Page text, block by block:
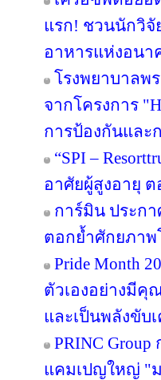
แรก! ชวนนักวิจั
อาหารแห่งอนา
โรงพยาบาลพร
จากโครงการ
การป้องกันและ
“SPI –
อาศัยผู้สูงอายุ
การ์มิน ประกา
ตอกย้ำศักยภา
Pride Month
ตัวเองอย่างมีคุ
และเป็นพลังขับ
PRINC
แคมเปญใหญ่ "ม